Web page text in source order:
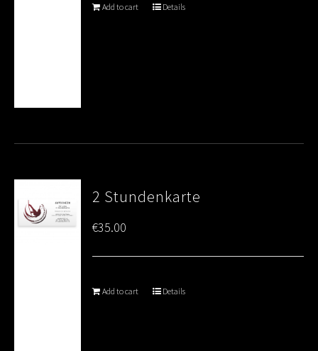
Add to cart Details
2 Stundenkarte
€35.00
Add to cart Details